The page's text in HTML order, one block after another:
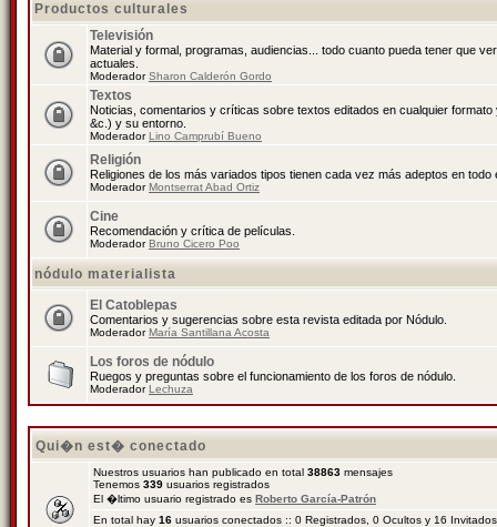
Productos culturales
Televisión
Material y formal, programas, audiencias... todo cuanto pueda tener que
actuales.
ModeradorSharon Calderón Gordo
Textos
Noticias, comentarios y críticas sobre textos editados en cualquier
&c.) y su entorno.
ModeradorLino Camprubí Bueno
Religión
Religiones de los más variados tipos tienen cada vez más adeptos en todo
ModeradorMontserrat Abad Ortiz
Cine
Recomendación y crítica de películas.
ModeradorBruno Cicero Poo
nódulo materialista
El Catoblepas
Comentarios y sugerencias sobre esta revista editada por Nódulo.
ModeradorMaría Santillana Acosta
Los foros de nódulo
Ruegos y preguntas sobre el funcionamiento de los foros de nódulo.
ModeradorLechuza
Qui�n est� conectado
Nuestros usuarios han publicado en total 38863 mensajes
Tenemos 339 usuarios registrados
El �ltimo usuario registrado es Roberto García-Patrón
En total hay 16 usuarios conectados :: 0 Registrados, 0 Ocultos y 16